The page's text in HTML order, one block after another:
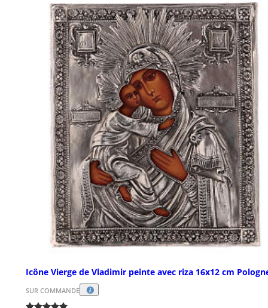
Icône Vierge de Vladimir peinte avec riza 16x12 cm
SUR COMMANDE